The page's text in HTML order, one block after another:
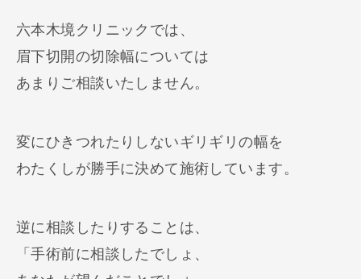
六本木境クリニックでは、
眉下切開の切除幅については
あまりご相談いたしません。
変にひきつれたりしないギリギリの幅を
わたくしが勝手に決めて施術しています。
逆に相談したりすることは、
「手術前に相談したでしょ、